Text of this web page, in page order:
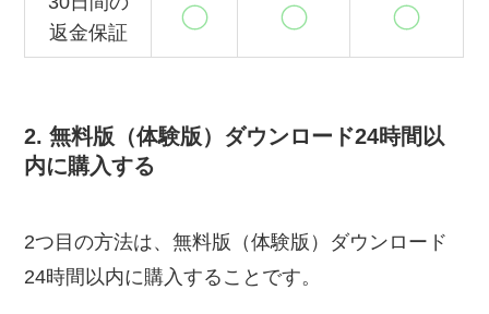
返金保証
2. 無料版（体験版）ダウンロード24時間以
内に購入する
2つ目の方法は、無料版（体験版）ダウンロード
24時間以内に購入することです。